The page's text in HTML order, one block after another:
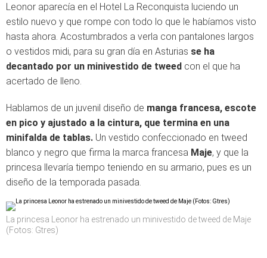
Leonor aparecía en el Hotel La Reconquista luciendo un
estilo nuevo y que rompe con todo lo que le habíamos visto
hasta ahora. Acostumbrados a verla con pantalones largos
o vestidos midi, para su gran día en Asturias se ha
decantado por un minivestido de tweed con el que ha
acertado de lleno.
Hablamos de un juvenil diseño de manga francesa, escote
en pico y ajustado a la cintura, que termina en una
minifalda de tablas. Un vestido confeccionado en tweed
blanco y negro que firma la marca francesa Maje, y que la
princesa llevaría tiempo teniendo en su armario, pues es un
diseño de la temporada pasada.
La princesa Leonor ha estrenado un minivestido de tweed de Maje
(Fotos: Gtres)